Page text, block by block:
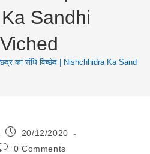
Sandhi
का संधि विच्छेद | Nishchhidra Ka
Post
Published:
20/12/2020
0 Comments